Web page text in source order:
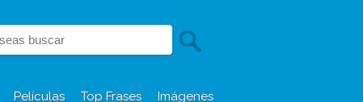
Películas Top Frases Imágenes